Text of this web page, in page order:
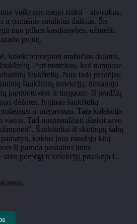
vaikystės mėgo rinkti – atvirukus,
ir panašius smulkius daiktus. Šis
nuo pilkos kasdienybės, užmiršti
pojūtį.
kolekcionuojanti mažučius daiktus,
Pati nustebau, kad namuose
šaukštelių. Nuo tada pradėjau
šaukštelių kolekciją: dovanojo
parduotuvėse ir turguose. Iš pradžių
dėžutes, lyginau šaukštelių
ir mėgavausi. Taip kolekcija
vietos. Tad nusprendžiau išleisti savo
Šaukšteliai iš skirtingų šalių
kokius juos naudojo kitų
ši paroda paskatins imtis
pomėgį ir kolekciją pasakoja L.